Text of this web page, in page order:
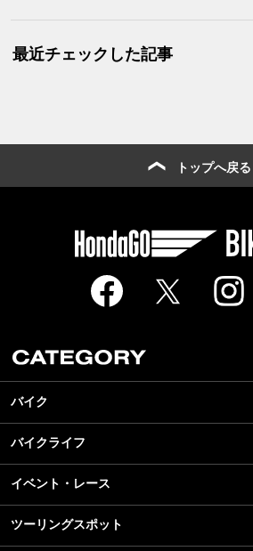
最近チェックした記事
トップへ戻る
バイク
New Model Show
モデル情報
カスタマイズパーツ
テクノロジー
バイクライフ
アプリ
ライディングギア
ツーリング
イベント・レース
モータースポーツ
ツーリングスポット